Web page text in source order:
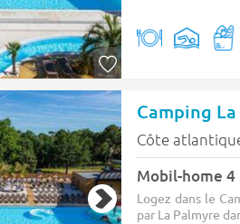
Camping
Côte
Mobil-home 4
Logez dans le
par La Palmyre